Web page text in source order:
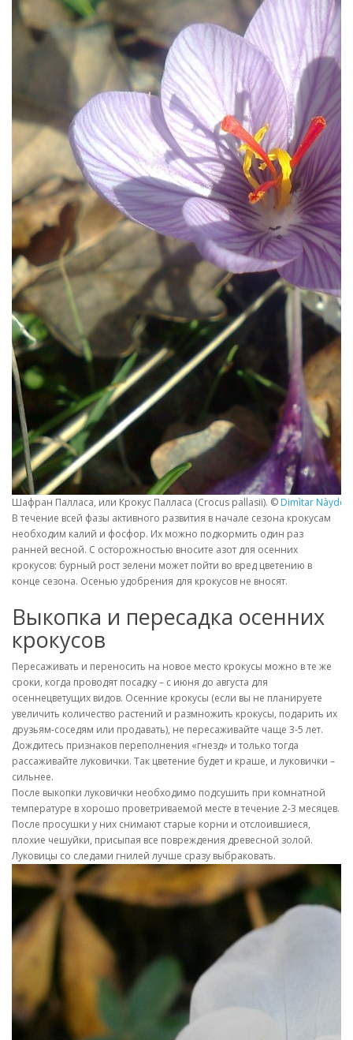
Шафран Палласа, или Крокус Палласа (Crocus pallasii). © Dimìtar
В течение всей фазы активного развития в начале сезона крокусам
необходим калий и фосфор. Их можно подкормить один раз
ранней весной. С осторожностью вносите азот для осенних
крокусов: бурный рост зелени может пойти во вред цветению в
конце сезона. Осенью удобрения для крокусов не вносят.
Выкопка и пересадка осенних
крокусов
Пересаживать и переносить на новое место крокусы можно в те же
сроки, когда проводят посадку – с июня до августа для
осеннецветущих видов. Осенние крокусы (если вы не планируете
увеличить количество растений и размножить крокусы, подарить их
друзьям-соседям или продавать), не пересаживайте чаще 3-5 лет.
Дождитесь признаков переполнения «гнезд» и только тогда
рассаживайте луковички. Так цветение будет и краше, и луковички –
сильнее.
После выкопки луковички необходимо подсушить при комнатной
температуре в хорошо проветриваемой месте в течение 2-3 месяцев.
После просушки у них снимают старые корни и отслоившиеся,
плохие чешуйки, присыпая все повреждения древесной золой.
Луковицы со следами гнилей лучше сразу выбраковать.